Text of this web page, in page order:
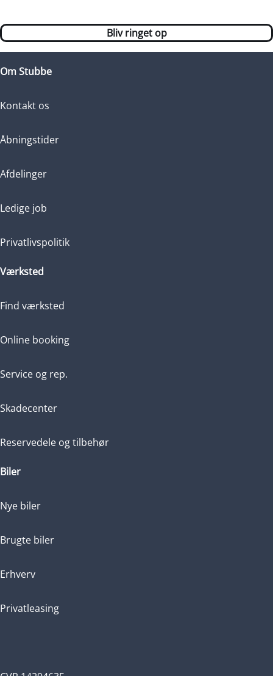
Bliv ringet op
Om Stubbe
Kontakt os
Åbningstider
Afdelinger
Ledige job
Privatlivspolitik
Værksted
Find værksted
Online booking
Service og rep.
Skadecenter
Reservedele og tilbehør
Biler
Nye biler
Brugte biler
Erhverv
Privatleasing